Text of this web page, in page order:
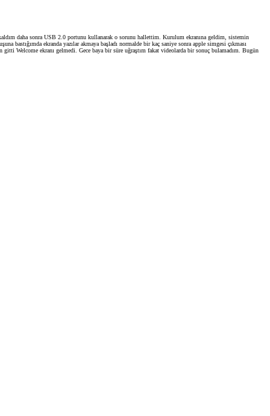
daha sonra USB 2.0 portunu kullanarak o sorunu hallettim. Kurulum ekranına geldim, sistemin
ekranda yazılar akmaya başladı normalde bir kaç saniye sonra apple simgesi çıkması
gitti Welcome ekranı gelmedi. Gece baya bir süre uğraştım fakat videolarda bir sonuç bulamadım. Bugün